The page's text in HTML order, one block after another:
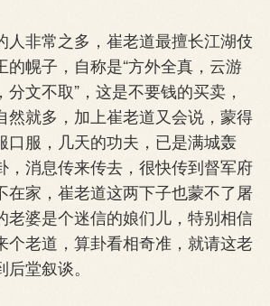
非常之多，崔老道最擅长江湖伎
的幌子，自称是“方外全真，云游
文不取”，这是不要钱的买卖，
然就多，加上崔老道又会说，蒙得
口服，几天的功夫，已是满城轰
，消息传来传去，很快传到督军府
在家，崔老道这两下子也蒙不了屠
老婆是个迷信的娘们儿，特别相信
个老道，算卦看相奇准，就请这老
堂叙谈。